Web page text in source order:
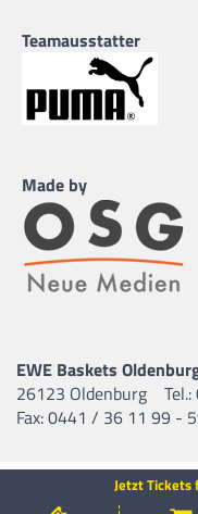
Jetzt Tickets
Teamausstatter
Made by
EWE Baskets
26123 Oldenburg
Fax: 0441 / 36 11 99 -